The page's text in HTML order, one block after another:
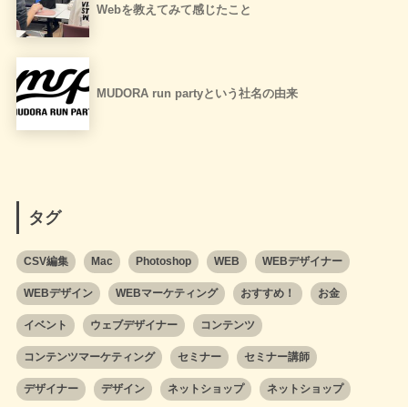
Webを教えてみて感じたこと
MUDORA run partyという社名の由来
タグ
CSV編集 Mac Photoshop WEB WEBデザイナー
WEBデザイン WEBマーケティング おすすめ！ お金
イベント ウェブデザイナー コンテンツ
コンテンツマーケティング セミナー セミナー講師
デザイナー デザイン ネットショップ ネットショップ